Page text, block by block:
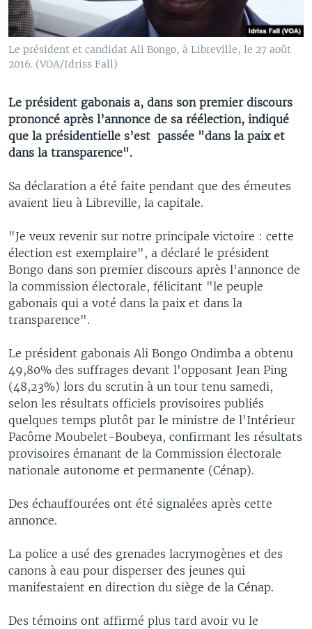
Le président et candidat Ali Bongo, à Libreville, le 27 août
2016. (VOA/Idriss Fall)
Le président gabonais a, dans son premier discours
prononcé après l’annonce de sa réélection, indiqué
que la présidentielle s’est passée "dans la paix et
dans la transparence".
Sa déclaration a été faite pendant que des émeutes
avaient lieu à Libreville, la capitale.
"Je veux revenir sur notre principale victoire : cette
élection est exemplaire", a déclaré le président
Bongo dans son premier discours après l'annonce de
la commission électorale, félicitant "le peuple
gabonais qui a voté dans la paix et dans la
transparence".
Le président gabonais Ali Bongo Ondimba a obtenu
49,80% des suffrages devant l'opposant Jean Ping
(48,23%) lors du scrutin à un tour tenu samedi,
selon les résultats officiels provisoires publiés
quelques temps plutôt par le ministre de l'Intérieur
Pacôme Moubelet-Boubeya, confirmant les résultats
provisoires émanant de la Commission électorale
nationale autonome et permanente (Cénap).
Des échauffourées ont été signalées après cette
annonce.
La police a usé des grenades lacrymogènes et des
canons à eau pour disperser des jeunes qui
manifestaient en direction du siège de la Cénap.
Des témoins ont affirmé plus tard avoir vu le